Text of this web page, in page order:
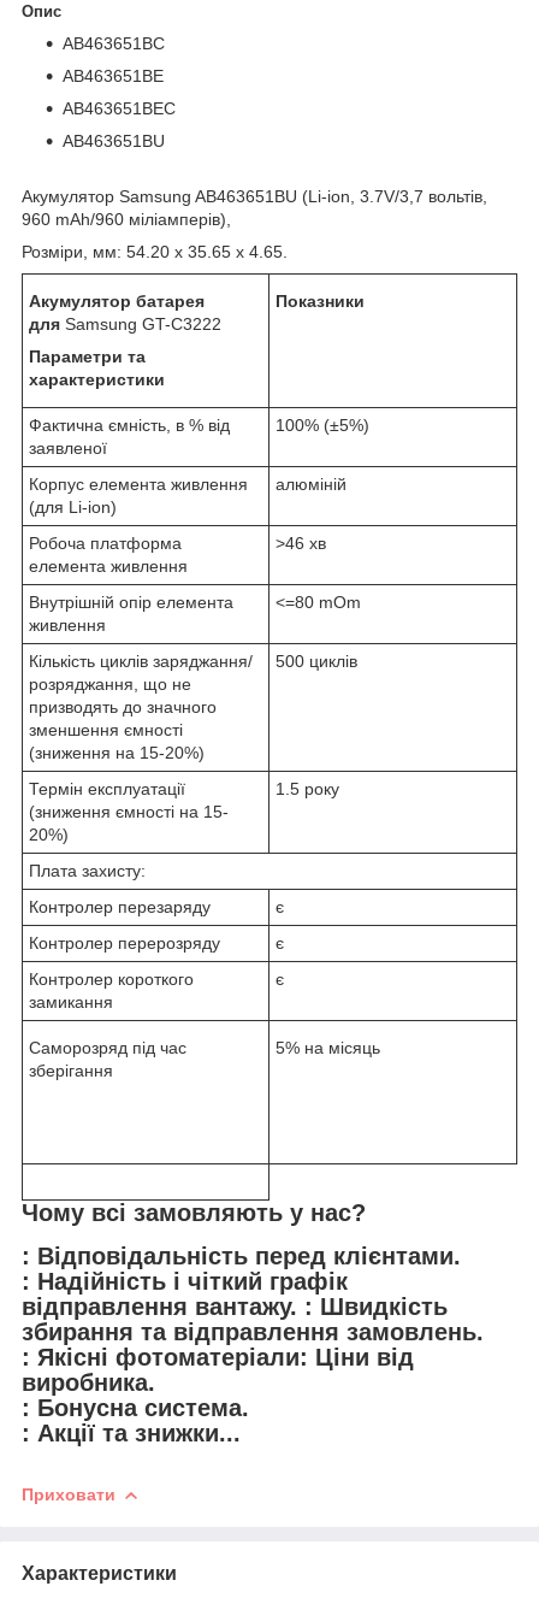
Опис
AB463651BC
AB463651BE
AB463651BEC
AB463651BU
Акумулятор Samsung AB463651BU (Li-ion, 3.7V/3,7 вольтів,
960 mAh/960 міліамперів),
Розміри, мм: 54.20 x 35.65 x 4.65.
Акумулятор батарея
для Samsung GT-C3222
Параметри та
характеристики
Показники
Фактична ємність, в % від
заявленої
100% (±5%)
Корпус елемента живлення
(для Li-ion)
алюміній
Робоча платформа
елемента живлення
>46 хв
Внутрішній опір елемента
живлення
<=80 mOm
Кількість циклів заряджання/
розряджання, що не
призводять до значного
зменшення ємності
(зниження на 15-20%)
500 циклів
Термін експлуатації
(зниження ємності на 15-
20%)
1.5 року
Плата захисту:
Контролер перезаряду
є
Контролер перерозряду
є
Контролер короткого
замикання
є
Саморозряд під час
зберігання
5% на місяць
Чому всі замовляють у нас?
: Відповідальність перед клієнтами.
: Надійність і чіткий графік
відправлення вантажу. : Швидкість
збирання та відправлення замовлень.
: Якісні фотоматеріали: Ціни від
виробника.
: Бонусна система.
: Акції та знижки...
Приховати
Характеристики